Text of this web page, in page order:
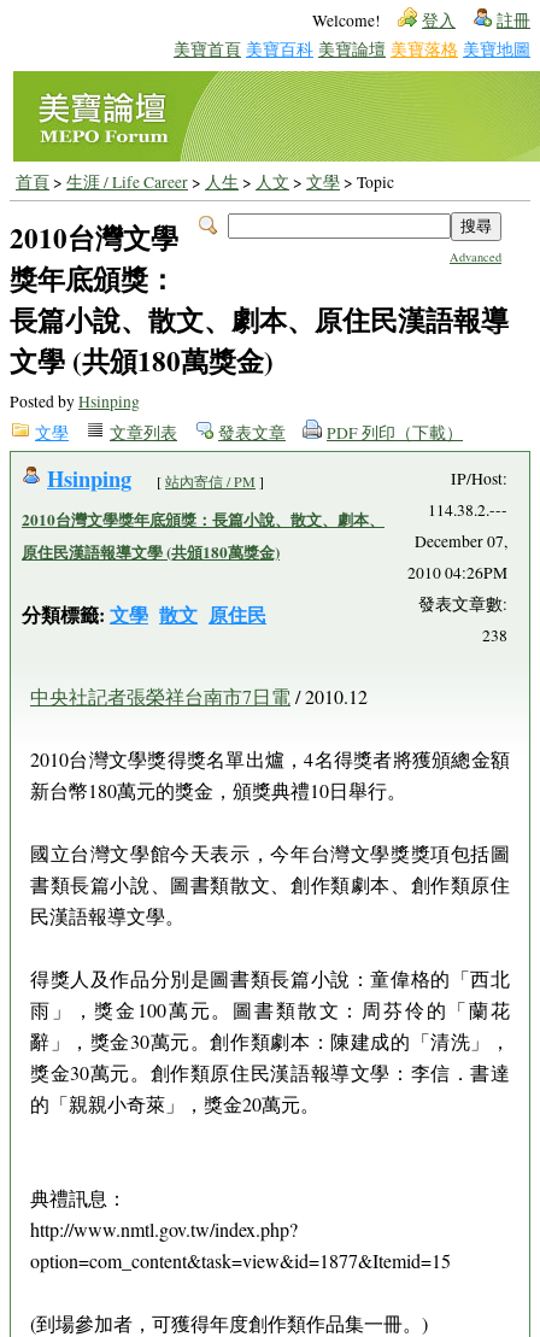
Welcome! 登入 註冊
美寶首頁 美寶百科 美寶論壇 美寶落格 美寶地圖
首頁> 生涯 / Life Career> 人生 > 人文 > 文學> Topic
Advanced
2010台灣文學
獎年底頒獎：
長篇小說、散文、劇本、原住民漢語報導
文學 (共頒180萬獎金)
Posted byHsinping
文學
文章列表 發表文章 PDF 列印（下載）
Hsinping [站內寄信 / PM ]
2010台灣文學獎年底頒獎：長篇小說、散文、劇本、
原住民漢語報導文學 (共頒180萬獎金)
分類標籤: 文學 散文 原住民
IP/Host:
114.38.2.---
December 07,
2010 04:26PM
發表文章數:
238
中央社記者張榮祥台南市7日電 / 2010.12
2010台灣文學獎得獎名單出爐，4名得獎者將獲頒總金額
新台幣180萬元的獎金，頒獎典禮10日舉行。
國立台灣文學館今天表示，今年台灣文學獎獎項包括圖
書類長篇小說、圖書類散文、創作類劇本、創作類原住
民漢語報導文學。
得獎人及作品分別是圖書類長篇小說：童偉格的「西北
雨」，獎金100萬元。圖書類散文：周芬伶的「蘭花
辭」，獎金30萬元。創作類劇本：陳建成的「清洗」，
獎金30萬元。創作類原住民漢語報導文學：李信．書達
的「親親小奇萊」，獎金20萬元。
典禮訊息：
http://www.nmtl.gov.tw/index.php?
option=com_content&task=view&id=1877&Itemid=15
(到場參加者，可獲得年度創作類作品集一冊。)